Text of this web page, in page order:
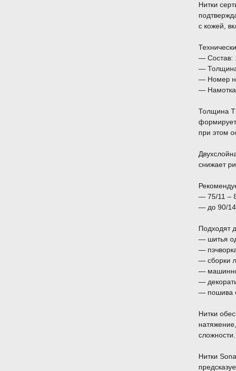
Нитки
с кожей,
— Состав:
—
— Номер
—
Толщина
при этом
снижает
— 75/11 –
— до 90/14
Подходят
— шитья
—
— сборки
—
—
— пошива
Нитки
сложности.
Нитки